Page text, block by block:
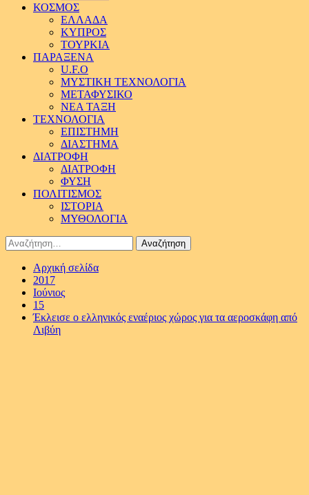
ΚΟΣΜΟΣ
ΕΛΛΑΔΑ
ΚΥΠΡΟΣ
ΤΟΥΡΚΙΑ
ΠΑΡΑΞΕΝΑ
U.F.O
ΜΥΣΤΙΚΗ ΤΕΧΝΟΛΟΓΙΑ
ΜΕΤΑΦΥΣΙΚΟ
ΝΕΑ ΤΑΞΗ
ΤΕΧΝΟΛΟΓΙΑ
ΕΠΙΣΤΗΜΗ
ΔΙΑΣΤΗΜΑ
ΔΙΑΤΡΟΦΗ
ΔΙΑΤΡΟΦΗ
ΦΥΣΗ
ΠΟΛΙΤΙΣΜΟΣ
ΙΣΤΟΡΙΑ
ΜΥΘΟΛΟΓΙΑ
Αναζήτηση
για:
Αρχική σελίδα
2017
Ιούνιος
15
Έκλεισε ο ελληνικός εναέριος χώρος για τα αεροσκάφη από
Λιβύη